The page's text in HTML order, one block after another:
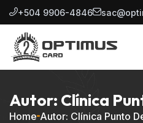
+504 9906-4846
Autor: Clínica
Home Autor: Clínica Punto